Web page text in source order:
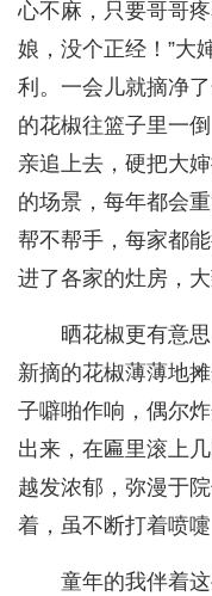
心不麻，只要哥哥
娘，没个正经！”大
利。一会儿就摘净
的花椒往篮子里一
亲追上去，硬把大
的场景，每年都会
帮不帮手，每家都
进了各家的灶房，大
晒花椒更有意
新摘的花椒薄薄地
子噼啪作响，偶尔
出来，在匾里滚上
越发浓郁，弥漫于
着，虽不断打着喷
童年的我伴着